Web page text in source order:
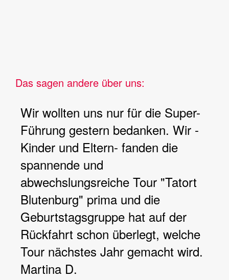
Das sagen andere über uns:
Wir wollten uns nur für die Super-
Führung gestern bedanken. Wir -
Kinder und Eltern- fanden die
spannende und
abwechslungsreiche Tour "Tatort
Blutenburg" prima und die
Geburtstagsgruppe hat auf der
Rückfahrt schon überlegt, welche
Tour nächstes Jahr gemacht wird.
Martina D.